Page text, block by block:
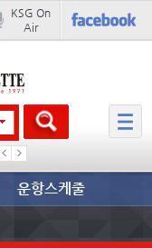
KSG On
Air
더블
운항스케줄